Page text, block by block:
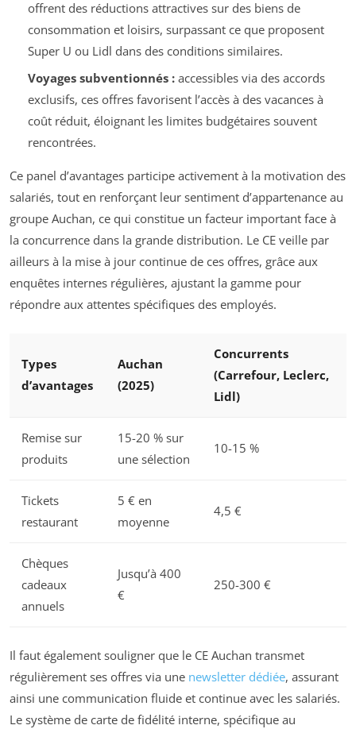
offrent des réductions attractives sur des biens de
consommation et loisirs, surpassant ce que proposent
Super U ou Lidl dans des conditions similaires.
Voyages subventionnés :accessibles via des accords
exclusifs, ces offres favorisent l’accès à des vacances à
coût réduit, éloignant les limites budgétaires souvent
rencontrées.
Ce panel d’avantages participe activement à la motivation des
salariés, tout en renforçant leur sentiment d’appartenance au
groupe Auchan, ce qui constitue un facteur important face à
la concurrence dans la grande distribution. Le CE veille par
ailleurs à la mise à jour continue de ces offres, grâce aux
enquêtes internes régulières, ajustant la gamme pour
répondre aux attentes spécifiques des employés.
Types
d’avantages
Auchan
(2025)
Concurrents
(Carrefour, Leclerc,
Lidl)
Remise sur
produits
15-20 % sur
une sélection
10-15 %
Tickets
restaurant
5 € en
moyenne
4,5 €
Chèques
cadeaux
annuels
Jusqu’à 400
€
250-300 €
Il faut également souligner que le CE Auchan transmet
régulièrement ses offres via une newsletter dédiée, assurant
ainsi une communication fluide et continue avec les salariés.
Le système de carte de fidélité interne, spécifique au